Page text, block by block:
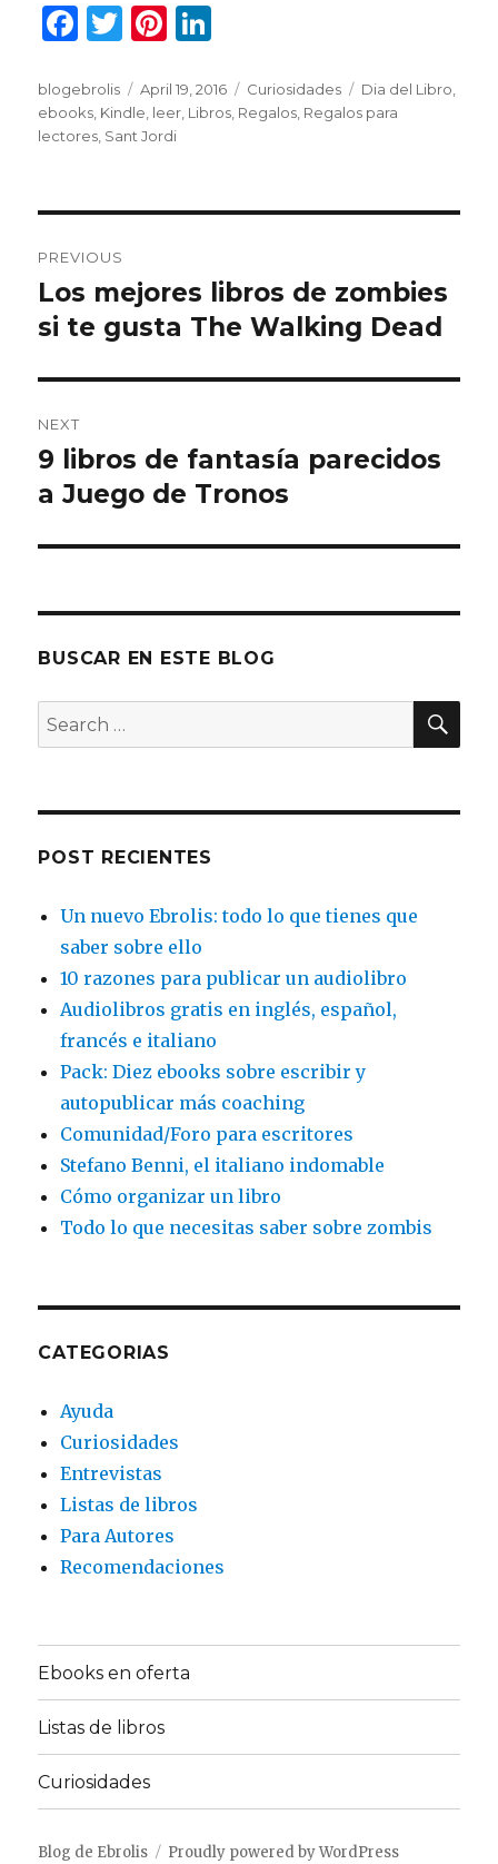
F
c
e
o
k
T
it
te
Pi
te
re
k
e
n
Author
blogebrolis
Posted
on
April 19, 2016 Categories
Curiosidades Tags
Dia del Libro
ebooks Kindle leer Libros Regalos Regalos para
lectores Sant Jordi
navigation
PREVIOUS
Previous
post:
Los mejores libros de zombies
si te gusta The Walking Dead
NEXT
Next
post:
9 libros de fantasía parecidos
a Juego de Tronos
BUSCAR EN ESTE BLOG
Search
for:
POST RECIENTES
Un nuevo Ebrolis: todo lo que tienes que
saber sobre ello
10 razones para publicar un audiolibro
Audiolibros gratis en inglés, español,
francés e italiano
Pack: Diez ebooks sobre escribir y
autopublicar más coaching
Comunidad/Foro para escritores
Stefano Benni, el italiano indomable
Cómo organizar un libro
Todo lo que necesitas saber sobre zombis
CATEGORIAS
Ayuda
Curiosidades
Entrevistas
Listas de libros
Para Autores
Recomendaciones
Ebooks en oferta
Listas de libros
Curiosidades
Blog de Ebrolis Proudly powered by WordPress